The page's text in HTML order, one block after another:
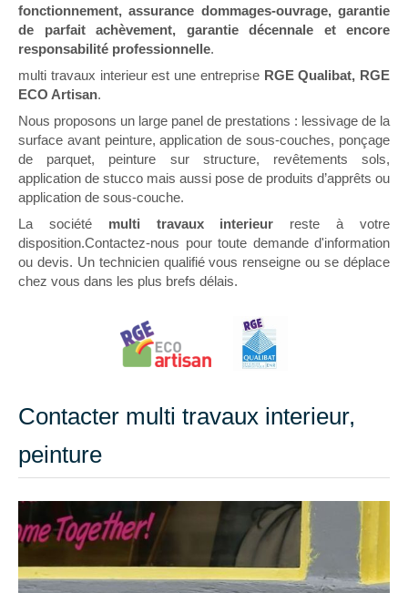
fonctionnement, assurance dommages-ouvrage, garantie
de parfait achèvement, garantie décennale et encore
responsabilité professionnelle.
multi travaux interieur est une entreprise RGE Qualibat, RGE
ECO Artisan.
Nous proposons un large panel de prestations : lessivage de la
surface avant peinture, application de sous-couches, ponçage
de parquet, peinture sur structure, revêtements sols,
application de stucco mais aussi pose de produits d’apprêts ou
application de sous-couche.
La société multi travaux interieur reste à votre
disposition.Contactez-nous pour toute demande d'information
ou devis. Un technicien qualifié vous renseigne ou se déplace
chez vous dans les plus brefs délais.
Contacter multi travaux interieur,
peinture